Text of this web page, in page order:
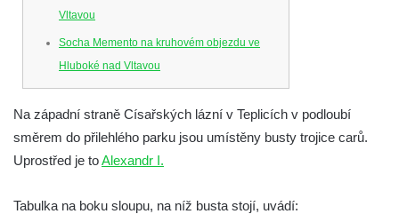
Vltavou
Socha Memento na kruhovém objezdu ve
Hluboké nad Vltavou
Socha Chalikotérium v ZOO Hluboká
Socha Smilodon v ZOO Hluboká
Socha Veledaněk v ZOO Hluboká
Socha Plejtvák obrovský v ZOO Hluboká
Na západní straně Císařských lázní v Teplicích v podloubí
směrem do přilehlého parku jsou umístěny busty trojice carů.
Uprostřed je toAlexandr I.
Tabulka na boku sloupu, na níž busta stojí, uvádí: